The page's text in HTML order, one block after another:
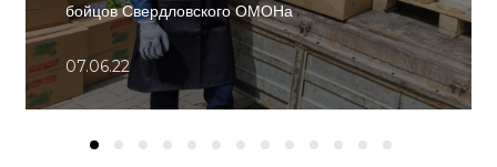
бойцов Свердловского ОМОНа
07.06.22